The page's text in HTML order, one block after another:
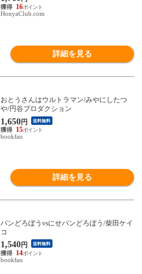
16
HonyaClub.com
詳細を見る
おとうさんはウルトラマン/みやにしたつ
や/円谷プロダクション
1,650円 送料無料
15
bookfan
詳細を見る
パンどろぼうvsにせパンどろぼう/柴田ケイ
コ
1,540円 送料無料
14
bookfan